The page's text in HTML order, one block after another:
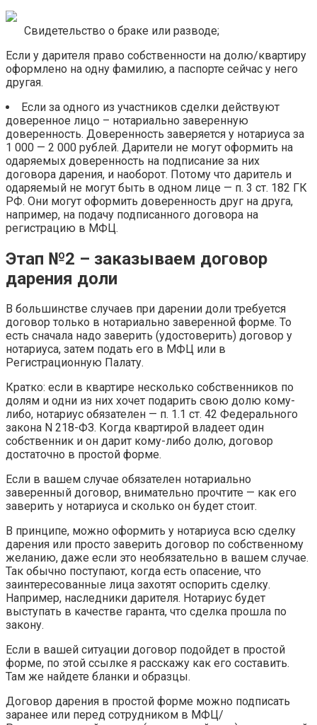
Свидетельство о браке или разводе;
Если у дарителя право собственности на долю/квартиру
оформлено на одну фамилию, а паспорте сейчас у него
другая.
Если за одного из участников сделки действуют
доверенное лицо – нотариально заверенную
доверенность. Доверенность заверяется у нотариуса за
1 000 — 2 000 рублей. Дарители не могут оформить на
одаряемых доверенность на подписание за них
договора дарения, и наоборот. Потому что даритель и
одаряемый не могут быть в одном лице — п. 3 ст. 182 ГК
РФ. Они могут оформить доверенность друг на друга,
например, на подачу подписанного договора на
регистрацию в МФЦ.
Этап №2 – заказываем договор
дарения доли
В большинстве случаев при дарении доли требуется
договор только в нотариально заверенной форме. То
есть сначала надо заверить (удостоверить) договор у
нотариуса, затем подать его в МФЦ или в
Регистрационную Палату.
Кратко: если в квартире несколько собственников по
долям и одни из них хочет подарить свою долю кому-
либо, нотариус обязателен — п. 1.1 ст. 42 Федерального
закона N 218-ФЗ. Когда квартирой владеет один
собственник и он дарит кому-либо долю, договор
достаточно в простой форме.
Если в вашем случае обязателен нотариально
заверенный договор, внимательно прочтите — как его
заверить у нотариуса и сколько он будет стоит.
В принципе, можно оформить у нотариуса всю сделку
дарения или просто заверить договор по собственному
желанию, даже если это необязательно в вашем случае.
Так обычно поступают, когда есть опасение, что
заинтересованные лица захотят оспорить сделку.
Например, наследники дарителя. Нотариус будет
выступать в качестве гаранта, что сделка прошла по
закону.
Если в вашей ситуации договор подойдет в простой
форме, по этой ссылке я расскажу как его составить.
Там же найдете бланки и образцы.
Договор дарения в простой форме можно подписать
заранее или перед сотрудником в МФЦ/